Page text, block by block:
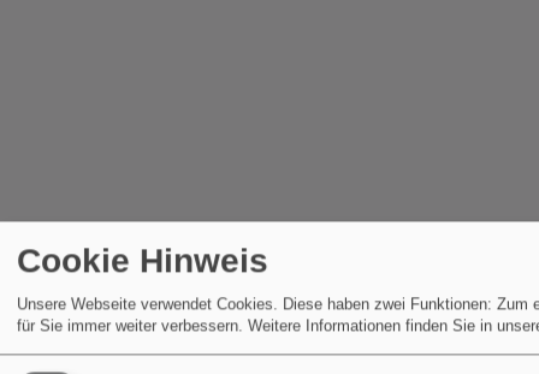
Cookie Hinweis
Unsere Webseite verwendet Cookies. Diese haben zwei Funktionen:
für Sie immer weiter verbessern. Weitere Informationen finden Sie in